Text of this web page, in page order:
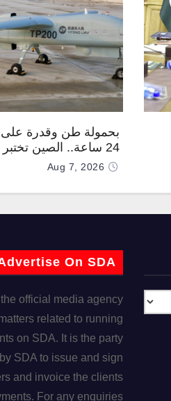
بحمولة طن وقدرة على
24 ساعة.. الصين
“TP200”
Aug 7, 2026
On SDA
official media agency
related to running
on SDA. It is the party
SDA to issue and sign
and invoice the clients
For any enquiries